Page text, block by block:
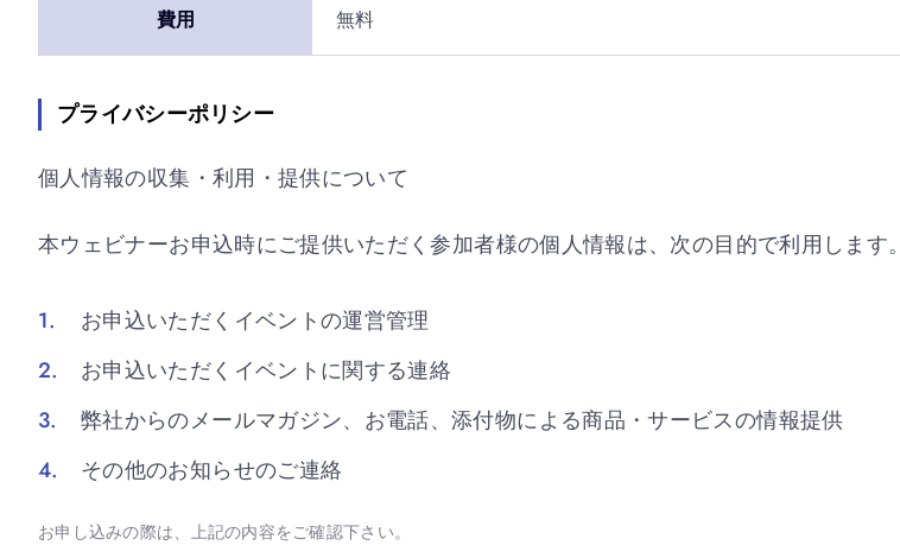
費用 無料
プライバシーポリシー
個人情報の収集・利用・提供について
本ウェビナーお申込時にご提供いただく参加者様の個人情報は、次の目的で利用します。
お申込いただくイベントの運営管理
お申込いただくイベントに関する連絡
弊社からのメールマガジン、お電話、添付物による商品・サービスの情報提供
その他のお知らせのご連絡
お申し込みの際は、上記の内容をご確認下さい。